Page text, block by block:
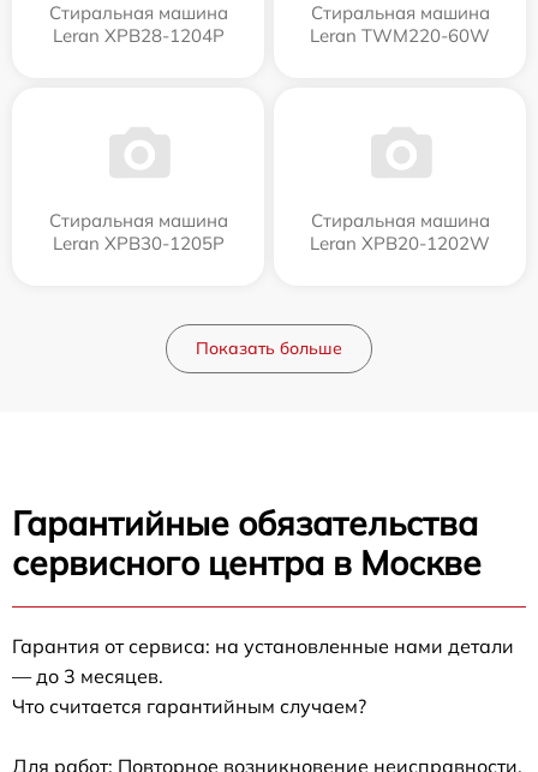
Стиральная машина
Leran XPB28-1204P
Стиральная машина
Leran TWM220-60W
Стиральная машина
Leran XPB30-1205P
Стиральная машина
Leran XPB20-1202W
Показать больше
Гарантийные обязательства
сервисного центра в Москве
Гарантия от сервиса: на установленные нами детали
— до 3 месяцев.
Что считается гарантийным случаем?
Для работ: Повторное возникновение неисправности,